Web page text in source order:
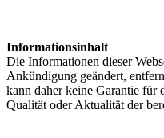
Informationsinhalt
Die Informationen dieser
Ankündigung geändert,
kann daher keine Garantie
Qualität oder Aktualität der